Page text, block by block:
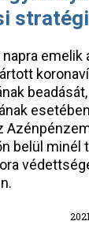
emelik
belül minél